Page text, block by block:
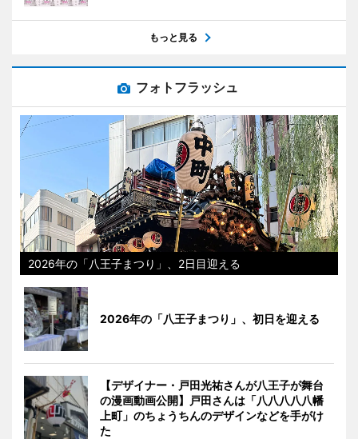
もっと見る
フォトフラッシュ
2026年の「八王子まつり」、2日目迎える
2026年の「八王子まつり」、初日を迎える
【デザイナー・戸田光祐さんが八王子が舞台
の漫画動画公開】戸田さんは「八八八八八幡
上町」のちょうちんのデザインなどを手がけ
た